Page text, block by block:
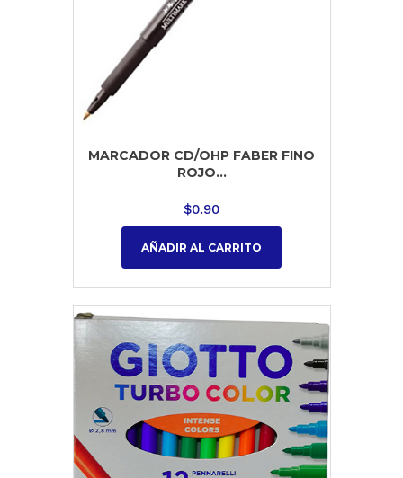
MARCADOR CD/OHP FABER FINO
ROJO...
$0.90
AÑADIR AL CARRITO